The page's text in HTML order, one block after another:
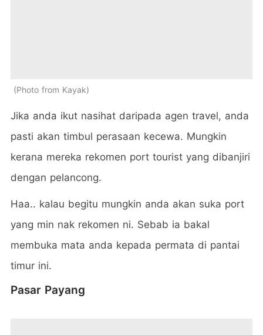
Photo from Kayak
Jika anda ikut nasihat daripada agen travel, anda
pasti akan timbul perasaan kecewa. Mungkin
kerana mereka rekomen port tourist yang dibanjiri
dengan pelancong.
Haa.. kalau begitu mungkin anda akan suka port
yang min nak rekomen ni. Sebab ia bakal
membuka mata anda kepada permata di pantai
timur ini.
Pasar Payang